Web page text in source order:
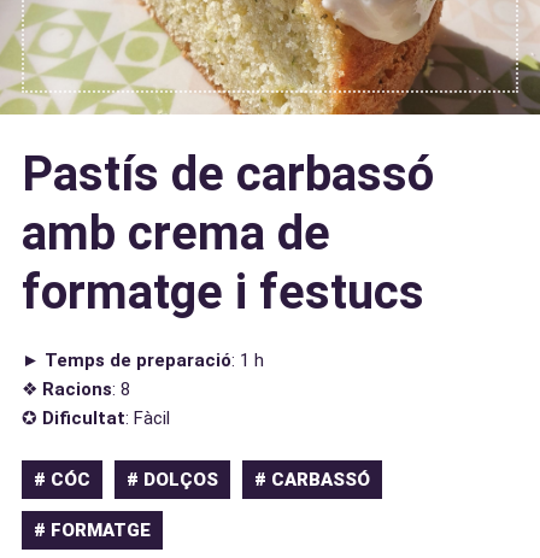
Pastís de carbassó
amb crema de
formatge i festucs
► Temps de preparació: 1 h
❖ Racions: 8
✪ Dificultat: Fàcil
# CÓC # DOLÇOS # CARBASSÓ
# FORMATGE